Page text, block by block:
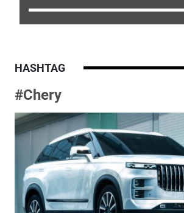
HASHTAG
#Chery